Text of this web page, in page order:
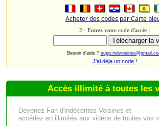
Acheter des codes par Carte
2 - Entrez votre code d'accès :
Besoin d'aide ?
J'ai déja un code !
Accès illimité à toutes les
Devenez Fan d'indécentes Voisines et
accédez en illimités aux vidéos de toutes vos